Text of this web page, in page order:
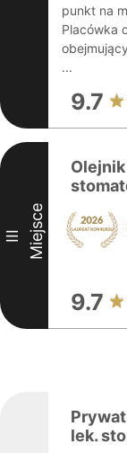
punkt na
Placówka
...
9.7
III Miejsce
9.7
lek.